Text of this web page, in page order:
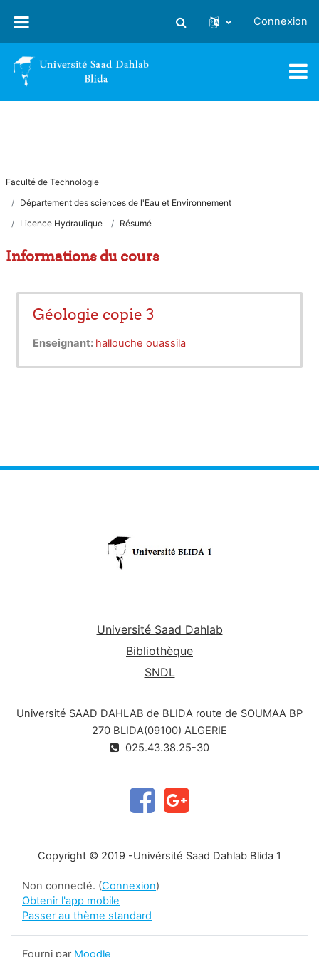
Activer/désactiver la saisie
Connexion
Faculté de Technologie
Département des sciences de l'Eau et Environnement
Licence Hydraulique
Résumé
Informations du cours
Géologie copie 3
Enseignant: hallouche ouassila
Université Saad Dahlab
Bibliothèque
SNDL
Université SAAD DAHLAB de BLIDA route de SOUMAA BP
270 BLIDA(09100) ALGERIE
025.43.38.25-30
Copyright © 2019 -Univérsité Saad Dahlab Blida 1
Non connecté. (Connexion)
Obtenir l'app mobile
Passer au thème standard
Fourni par Moodle